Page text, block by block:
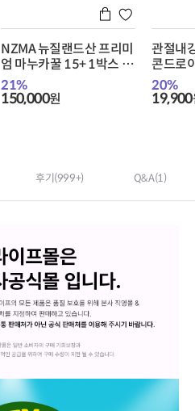
NZMA 뉴질랜드산 프리미
엄 마누카꿀 15+ 1박스 +
적립금 3,000원 증정 + 티
니핑 아르기닌 스틱 젤리 1
개 증정
21%
150,000원
관절내
콘드로
분) +
+ 티니
리 1개
20%
19,900
후기(999+) Q&A(1)